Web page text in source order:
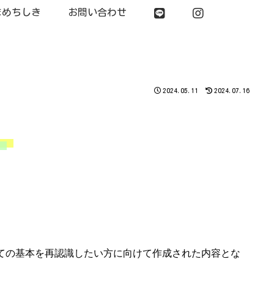
ちしき お問い合わせ
2024.05.11 2024.07.16
基本を再認識したい方に向けて作成された内容とな